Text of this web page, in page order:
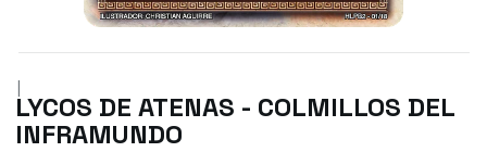
|
LYCOS DE ATENAS - COLMILLOS DEL
INFRAMUNDO